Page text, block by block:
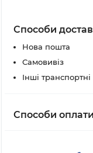
Способи
Нова пошта
Самовивіз
Інші
Способи оплати